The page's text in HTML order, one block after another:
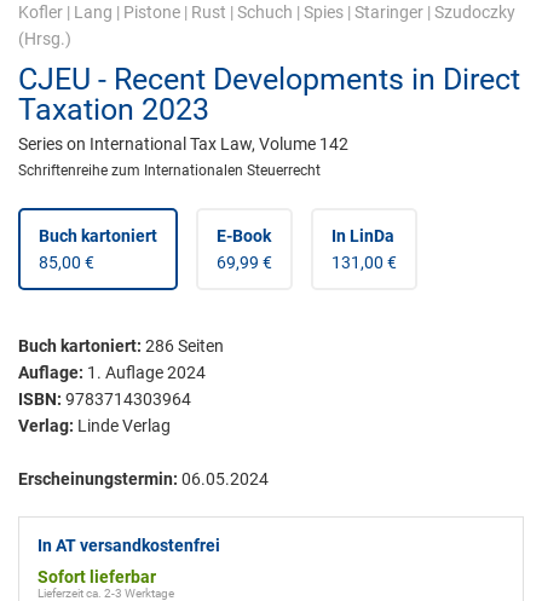
Kofler | Lang | Pistone | Rust | Schuch | Spies | Staringer | Szudoczky
(Hrsg.)
CJEU - Recent Developments in Direct
Taxation 2023
Series on International Tax Law, Volume 142
Schriftenreihe zum Internationalen Steuerrecht
Buch kartoniert
85,00 €
E-Book
69,99 €
In LinDa
131,00 €
Buch kartoniert: 286Seiten
Auflage: 1. Auflage 2024
ISBN: 9783714303964
Verlag: Linde Verlag
Erscheinungstermin: 06.05.2024
In AT versandkostenfrei
Sofort lieferbar
Lieferzeit ca. 2-3 Werktage